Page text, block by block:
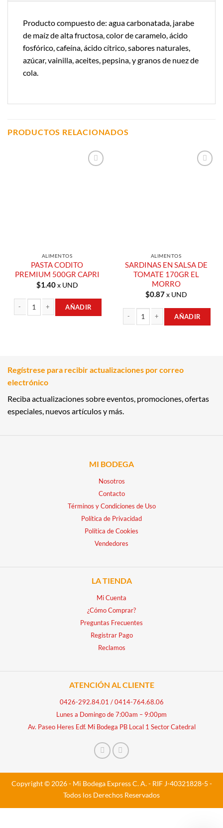
Producto compuesto de: agua carbonatada, jarabe
de maíz de alta fructosa, color de caramelo, ácido
fosfórico, cafeína, ácido cítrico, sabores naturales,
azúcar, vainilla, aceites, pepsina, y granos de nuez de
cola.
PRODUCTOS RELACIONADOS
ALIMENTOS
PASTA CODITO
PREMIUM 500GR CAPRI
$1.40x UND
PASTA CODITO PREMIUM 500GR CAPRI cantidad
AÑADIR
ALIMENTOS
SARDINAS EN SALSA DE
TOMATE 170GR EL
MORRO
$0.87x UND
AÑADIR
Regístrese para recibir actualizaciones por correo
electrónico
Reciba actualizaciones sobre eventos, promociones, ofertas
especiales, nuevos artículos y más.
MI BODEGA
Nosotros
Contacto
Términos y Condiciones de Uso
Política de Privacidad
Política de Cookies
Vendedores
LA TIENDA
Mi Cuenta
¿Cómo Comprar?
Preguntas Frecuentes
Registrar Pago
Reclamos
ATENCIÓN AL CLIENTE
0426-292.84.01 /0414-764.68.06
Lunes a Domingo de 7:00am – 9:00pm
Av. Paseo Heres Edf. Mi Bodega PB Local 1 Sector Catedral
Copyright © 2026 - Mi Bodega Express C. A. - RIF J-40321828-5 -
Todos los Derechos Reservados